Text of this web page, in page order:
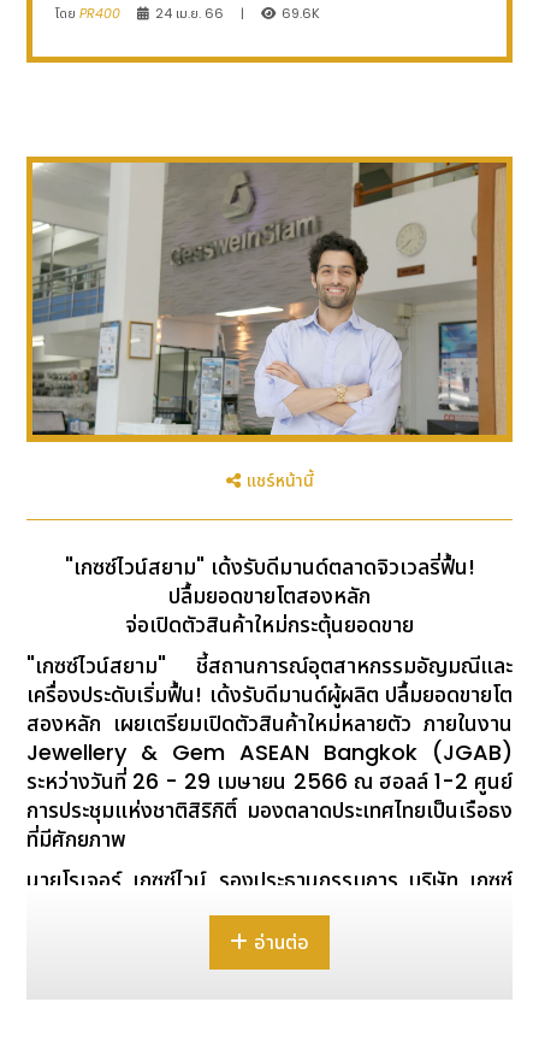
โดยPR400 24 เม.ย. 66 | 69.6K
แชร์หน้านี้
"เกซซ์ไวน์สยาม" เด้งรับดีมานด์ตลาดจิวเวลรี่ฟื้น!
ปลื้มยอดขายโตสองหลัก
จ่อเปิดตัวสินค้าใหม่กระตุ้นยอดขาย
"เกซซ์ไวน์สยาม" ชี้สถานการณ์อุตสาหกรรมอัญมณีและ
เครื่องประดับเริ่มฟื้น! เด้งรับดีมานด์ผู้ผลิต ปลื้มยอดขายโต
สองหลัก เผยเตรียมเปิดตัวสินค้าใหม่หลายตัว ภายในงาน
Jewellery & Gem ASEAN Bangkok (JGAB)
ระหว่างวันที่ 26 - 29 เมษายน 2566 ณ ฮอลล์ 1-2 ศูนย์
การประชุมแห่งชาติสิริกิติ์ มองตลาดประเทศไทยเป็นเรือธง
ที่มีศักยภาพ
นายโรเจอร์ เกซซ์ไวน์ รองประธานกรรมการ บริษัท เกซซ์
(Mr. Roger Gesswein III, Director
of GessweinSiam) ผู้ดำเนินธุรกิจนำเข้าและจัด
จำหน่ายเครื่องมืออุตสาหกรรมอัญมณีและเครื่องประดับ
เปิดเผยว่า จากสถานการณ์แพร่ระบาดโควิด-19 ได้ส่งให้ผู้
อ่านต่อ